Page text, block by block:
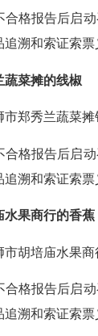
合格报告后启
溯和索证索票
蔬菜摊的线椒
市郑秀兰蔬菜
合格报告后启
溯和索证索票
水果商行的香蕉
市胡培庙水果
合格报告后启
溯和索证索票